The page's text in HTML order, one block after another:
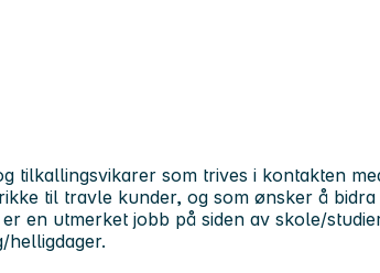
tilkallingsvikarer som trives i kontakten
til travle kunder, og som ønsker å
en utmerket jobb på siden av skole/
helligdager.